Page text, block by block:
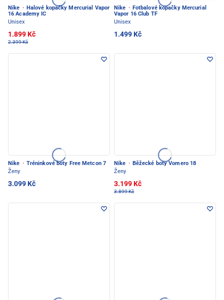
Nike · Halové kopačky Mercurial Vapor
16 Academy IC
Unisex
1.899 Kč
2.399 Kč
Nike · Fotbalové kopačky Mercurial
Vapor 16 Club TF
Unisex
1.499 Kč
Nike · Tréninkové boty Free Metcon 7
Ženy
3.099 Kč
Nike · Běžecké boty Vomero 18
Ženy
3.199 Kč
3.899 Kč